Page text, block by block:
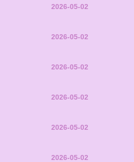
2026-05-02
2026-05-02
2026-05-02
2026-05-02
2026-05-02
2026-05-02